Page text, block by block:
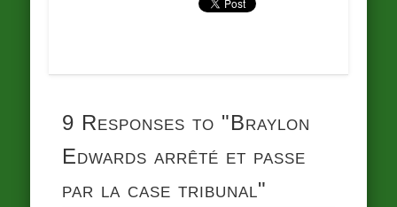
9 Responses to "Braylon
Edwards arrêté et passe
par la case tribunal"